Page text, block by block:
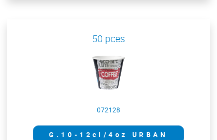
50 pces
072128
G.10-12cl/4oz URBAN